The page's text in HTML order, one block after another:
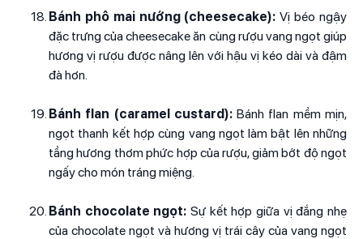
Bánh phô mai nướng (cheesecake): Vị béo ngậy
đặc trưng của cheesecake ăn cùng rượu vang ngọt giúp
hương vị rượu được nâng lên với hậu vị kéo dài và đậm
đà hơn.
Bánh flan (caramel custard):Bánh flan mềm mịn,
ngọt thanh kết hợp cùng vang ngọt làm bật lên những
tầng hương thơm phức hợp của rượu, giảm bớt độ ngọt
ngấy cho món tráng miệng.
Bánh chocolate ngọt: Sự kết hợp giữa vị đắng nhẹ
của chocolate ngọt và hương vị trái cây của vang ngọt